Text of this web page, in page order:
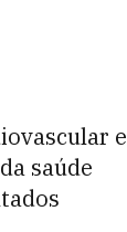
e
saúde